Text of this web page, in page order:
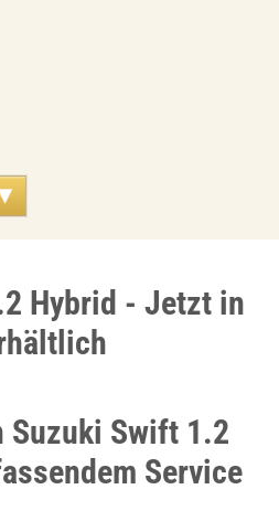
Hybrid - Jetzt in
Suzuki Swift 1.2
Service